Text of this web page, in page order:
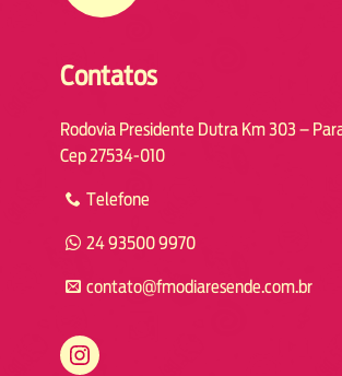
Contatos
Rodovia Presidente Dutra Km 303 –
Cep 27534-010
Telefone
24 93500 9970
contato@fmodiaresende.com.br
https://www.instagram.com/fmodiaresende